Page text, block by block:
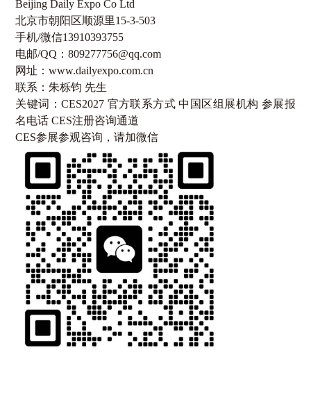
Beijing Daily Expo Co Ltd
北京市朝阳区顺源里15-3-503
手机/微信13910393755
电邮/QQ ：809277756@qq.com
网址：www.dailyexpo.com.cn
联系：朱栎钧 先生
关键词：CES2027 官方联系方式 中国区组展机构 参展报
名电话CES注册咨询通道
CES参展参观咨询，请加微信